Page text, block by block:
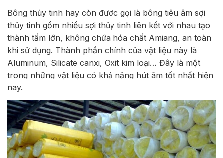
Bông thủy tinh hay còn được gọi là bông tiêu âm sợi
thủy tinh gồm nhiều sợi thủy tinh liên kết với nhau tạo
thành tấm lớn, không chứa hóa chất Amiang, an toàn
khi sử dụng. Thành phần chính của vật liệu này là
Aluminum, Silicate canxi, Oxit kim loại… Đây là một
trong những vật liệu có khả năng hút âm tốt nhất hiện
nay.